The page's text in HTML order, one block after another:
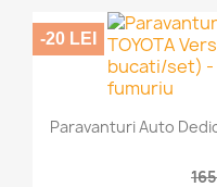
Paravanturi Auto
-20 LEI